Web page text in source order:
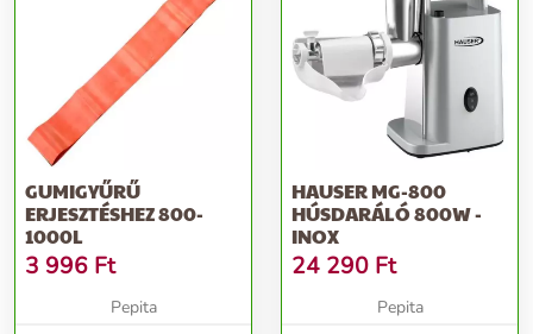
GUMIGYŰRŰ
ERJESZTÉSHEZ 800-
1000L
3 996 Ft
Pepita
HAUSER MG-800
HÚSDARÁLÓ 800W -
INOX
24 290 Ft
Pepita